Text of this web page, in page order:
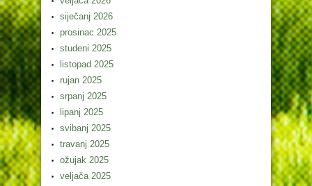
siječanj 2026
prosinac 2025
studeni 2025
listopad 2025
rujan 2025
srpanj 2025
lipanj 2025
svibanj 2025
travanj 2025
ožujak 2025
veljača 2025